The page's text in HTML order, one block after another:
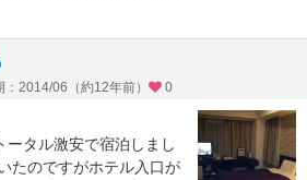
：2014/06（約12年前） 0
ータル激安で宿泊しまし
たのですがホテル入口が